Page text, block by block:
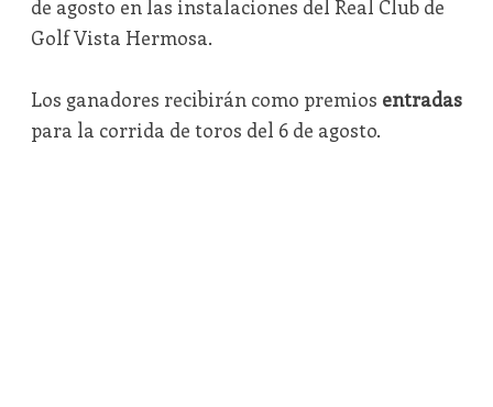
de agosto en las instalaciones del Real Club de
Golf Vista Hermosa.
Los ganadores recibirán como premios entradas
para la corrida de toros del 6 de agosto.